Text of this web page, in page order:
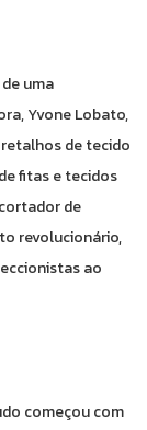
uma
Yvone Lobato,
de tecido
fitas e tecidos
de
revolucionário,
ao
começou com